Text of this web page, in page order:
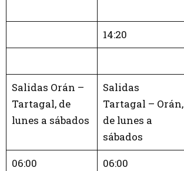
14:20
Salidas Orán –
Tartagal, de
lunes a sábados
Salidas
Tartagal – Orán,
de lunes a
sábados
06:00 06:00